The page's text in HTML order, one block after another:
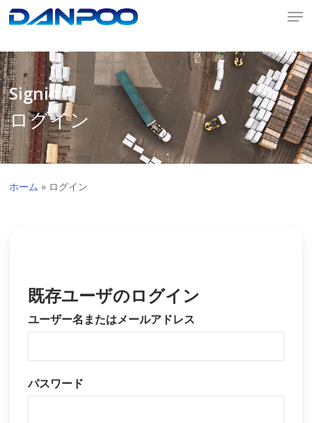
"
Skip
content
Signin
ログイン
ホーム » ログイン
既存ユーザのログイン
ユーザー名またはメールアドレス
パスワード
Menu